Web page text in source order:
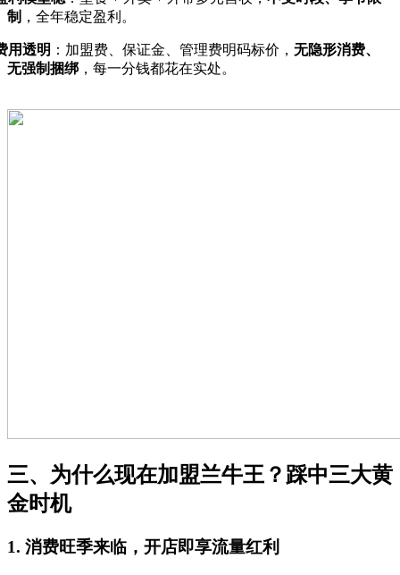
制 ，全年稳定盈利。
用透明 ：加盟费、保证金、管理费明码标价， 无隐形消费、
无强制捆绑 ，每一分钱都花在实处。
三、为什么现在加盟兰牛王？踩中三大黄
金时机
1. 消费旺季来临，开店即享流量红利